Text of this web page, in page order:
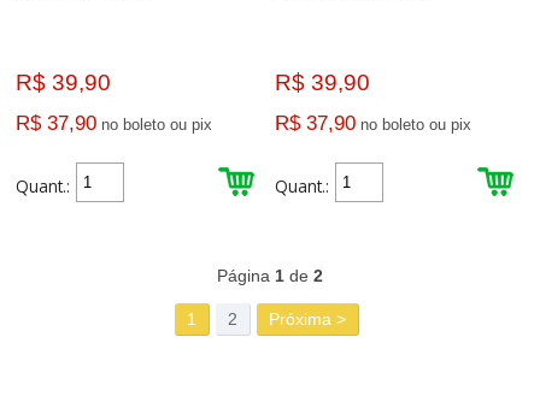
R$ 39,90
R$ 37,90 no boleto ou pix
Quant.:
R$ 39,90
R$ 37,90 no boleto ou pix
Quant.:
Página 1de 2
1 2 Próxima >